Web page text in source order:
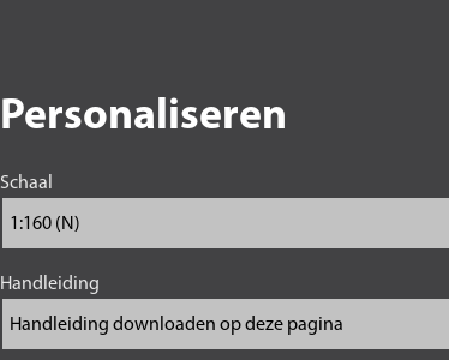
Personaliseren
Schaal
Handleiding